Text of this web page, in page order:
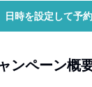
日時を設定して予
ンペーン概